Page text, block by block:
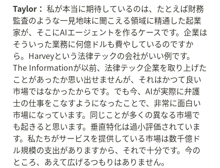
Taylor： 私が本当に期待しているのは、たとえば財務
監査のような一見地味に聞こえる領域に精通した起業
家が、そこにAIエージェントを作るケースです。企業は
そういった業務に何億ドルも費やしているのですか
ら。Harveyという法律テックの会社がいい例です。
The Informationが以前、法律テック企業を取り上げた
ことがあったか思い出せませんが、それはかつて良い
市場ではなかったからです。でも今、AIが実際に弁護
士の仕事をこなすようになったことで、非常に面白い
市場になっています。同じことが多くの異なる市場で
も起きると思います。垂直特化は過小評価されていま
す。私たちがサービスを提供している市場は数千億ド
ル規模の支出がありますから、それで十分です。今の
ところ、あえて広げるつもりはありません。